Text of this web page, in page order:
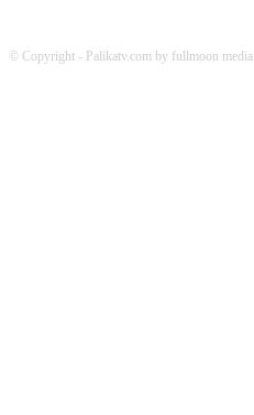
© Copyright - Palikatv.com by fullmoon media